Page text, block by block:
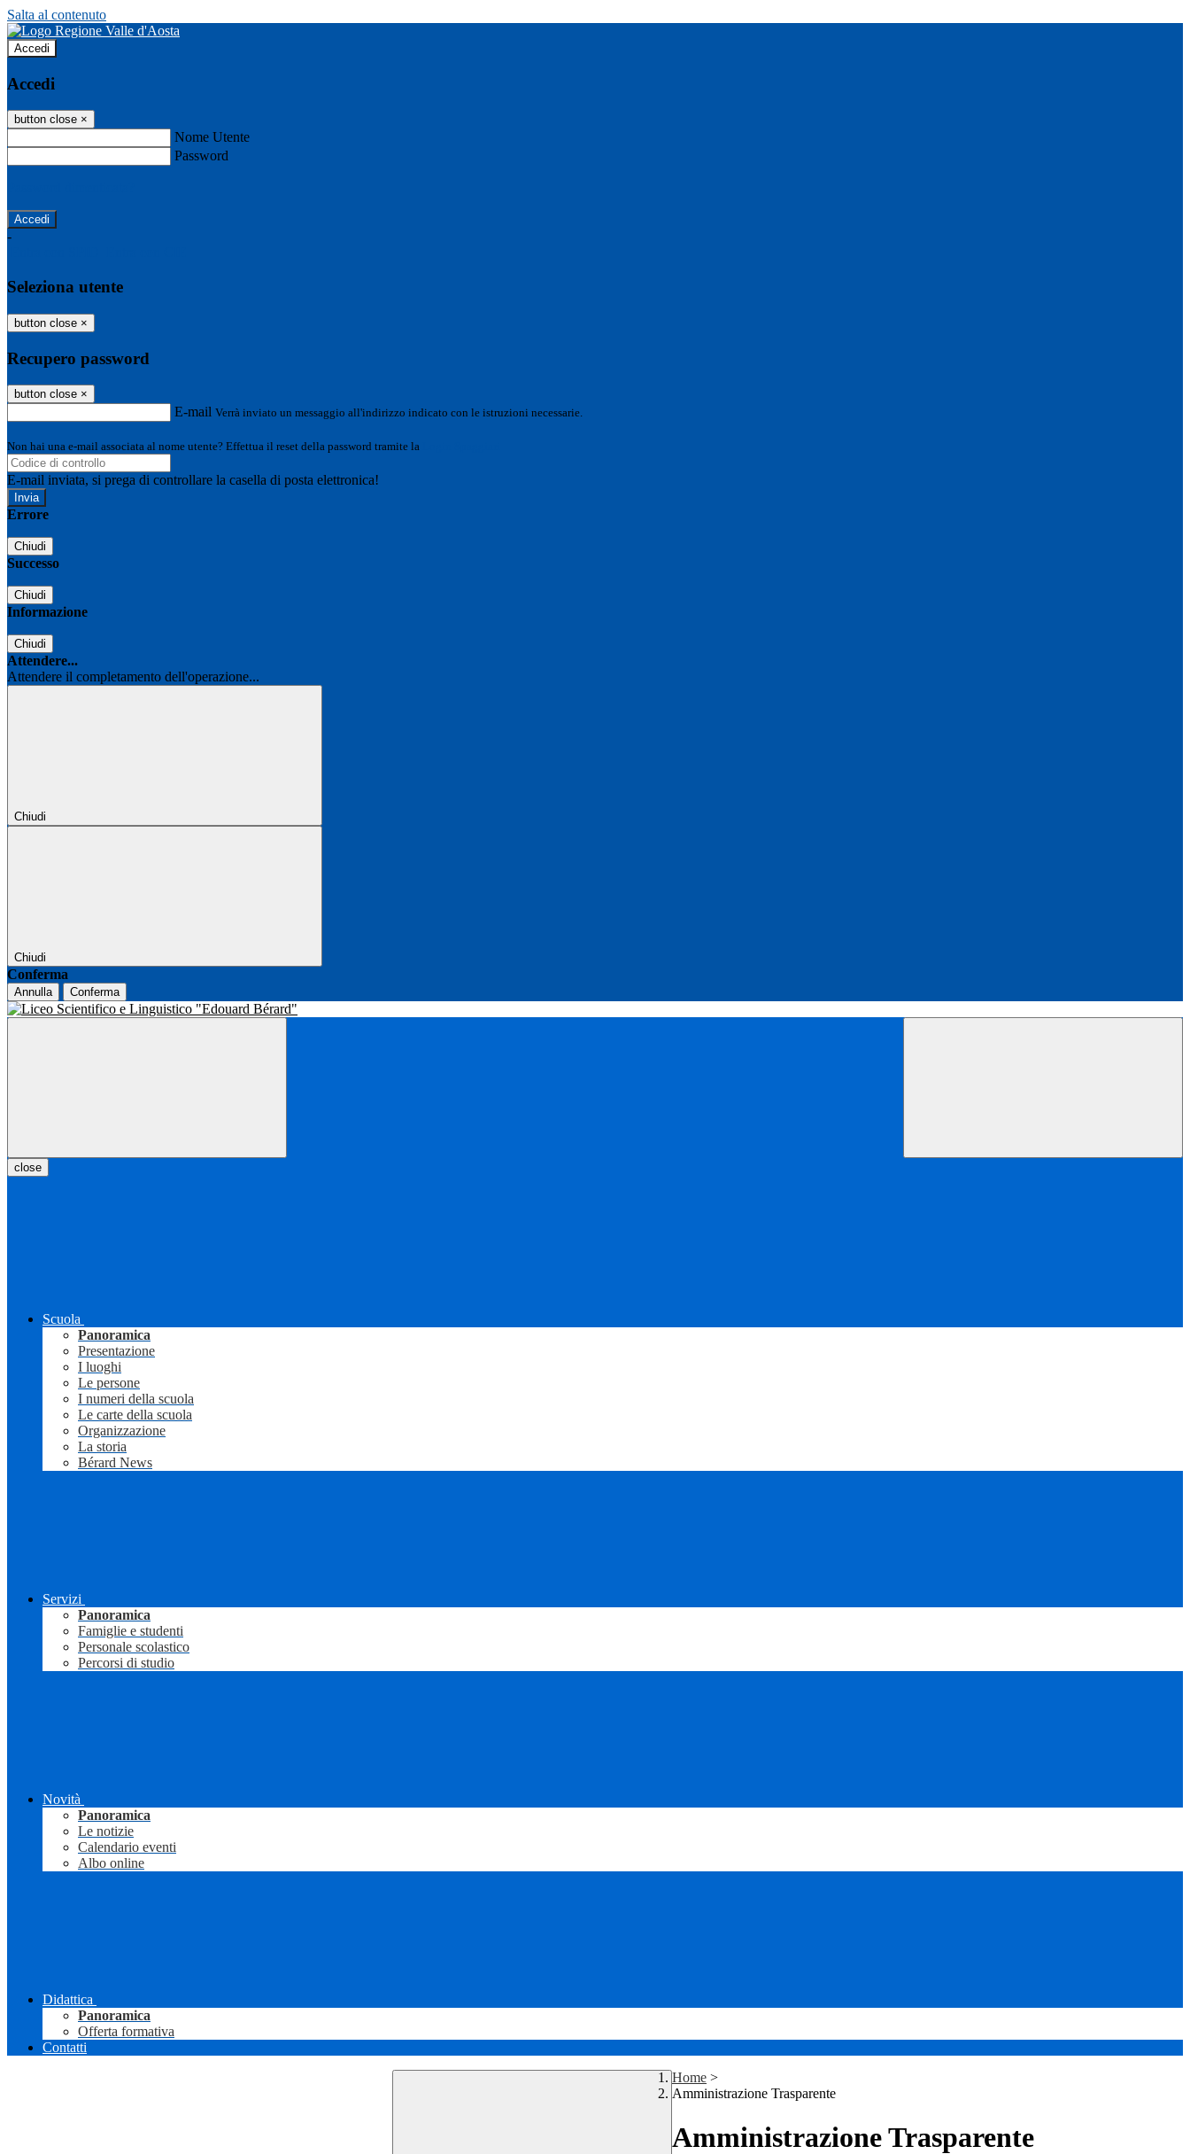
Salta al contenuto
Accedi
Accedi
button close ×
Nome Utente
Password
-
Seleziona utente
button close ×
Recupero password
button close ×
E-mail Verrà inviato un messaggio all'indirizzo indicato con le istruzioni necessarie.
Non hai una e-mail associata al nome utente? Effettua il reset della password tramite la
E-mail inviata, si prega di controllare la casella di posta elettronica!
Errore
Chiudi
Successo
Chiudi
Informazione
Chiudi
Attendere...
Attendere il completamento dell'operazione...
Chiudi
Chiudi
Conferma
Annulla Conferma
close
Scuola
Panoramica
Presentazione
I luoghi
Le persone
I numeri della scuola
Le carte della scuola
Organizzazione
La storia
Bérard News
Servizi
Panoramica
Famiglie e studenti
Personale scolastico
Percorsi di studio
Novità
Panoramica
Le notizie
Calendario eventi
Albo online
Didattica
Panoramica
Offerta formativa
Contatti
Home >
Amministrazione Trasparente
Amministrazione Trasparente